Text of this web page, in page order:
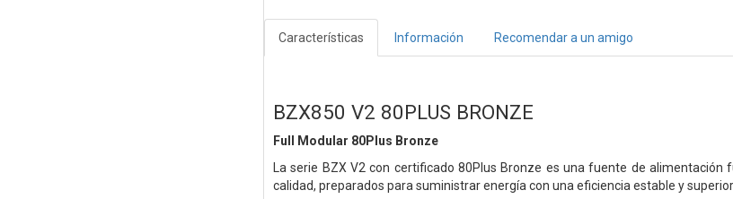
Características Información Recomendar a un amigo
BZX850 V2 80PLUS BRONZE
Full Modular 80Plus Bronze
La serie BZX V2 con certificado 80Plus Bronze es una fuente de
calidad, preparados para suministrar energía con una eficiencia estable y